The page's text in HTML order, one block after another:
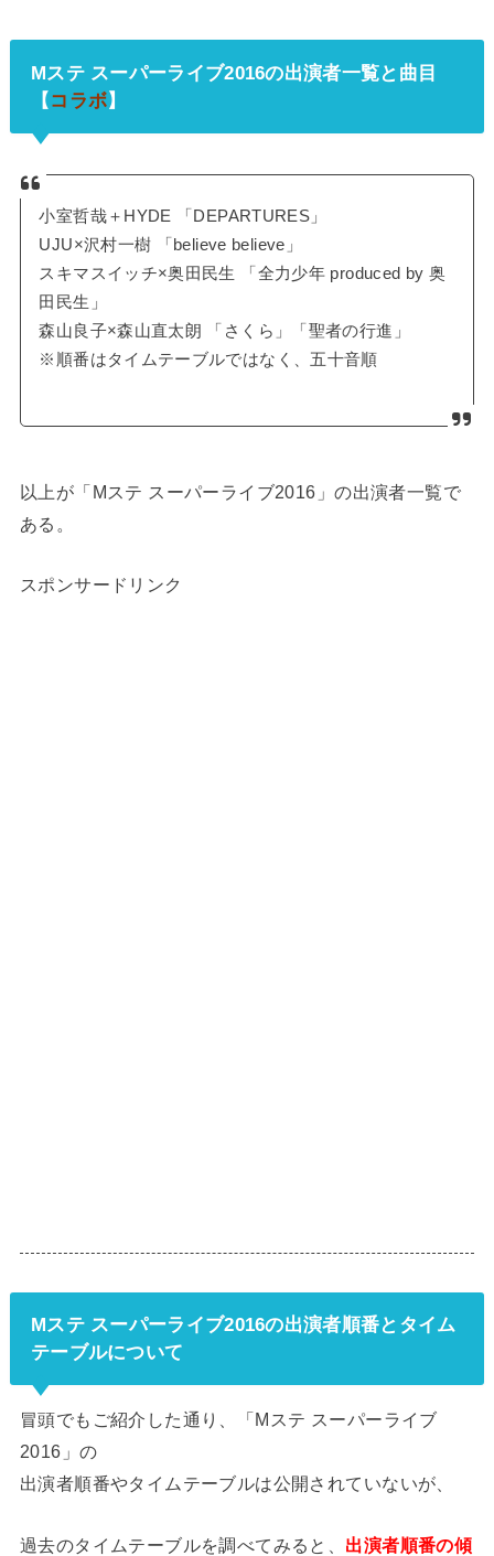
Mステ スーパーライブ2016の出演者一覧と曲目
【コラボ】
小室哲哉＋HYDE 「DEPARTURES」
UJU×沢村一樹 「believe believe」
スキマスイッチ×奥田民生 「全力少年 produced by 奥
田民生」
森山良子×森山直太朗 「さくら」「聖者の行進」
※順番はタイムテーブルではなく、五十音順
以上が「Mステ スーパーライブ2016」の出演者一覧で
ある。
スポンサードリンク
Mステ スーパーライブ2016の出演者順番とタイム
テーブルについて
冒頭でもご紹介した通り、「Mステ スーパーライブ
2016」の
出演者順番やタイムテーブルは公開されていないが、
過去のタイムテーブルを調べてみると、 出演者順番の傾